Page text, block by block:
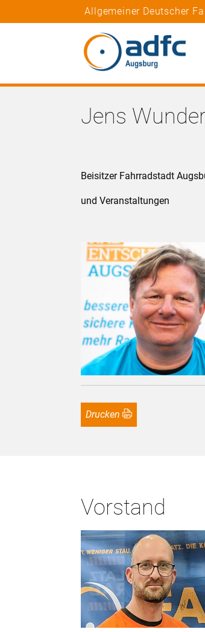
Allgemeiner Deutscher
Jens
Beisitzer Fahrradstadt
und Veranstaltungen
Drucken
Vorstand